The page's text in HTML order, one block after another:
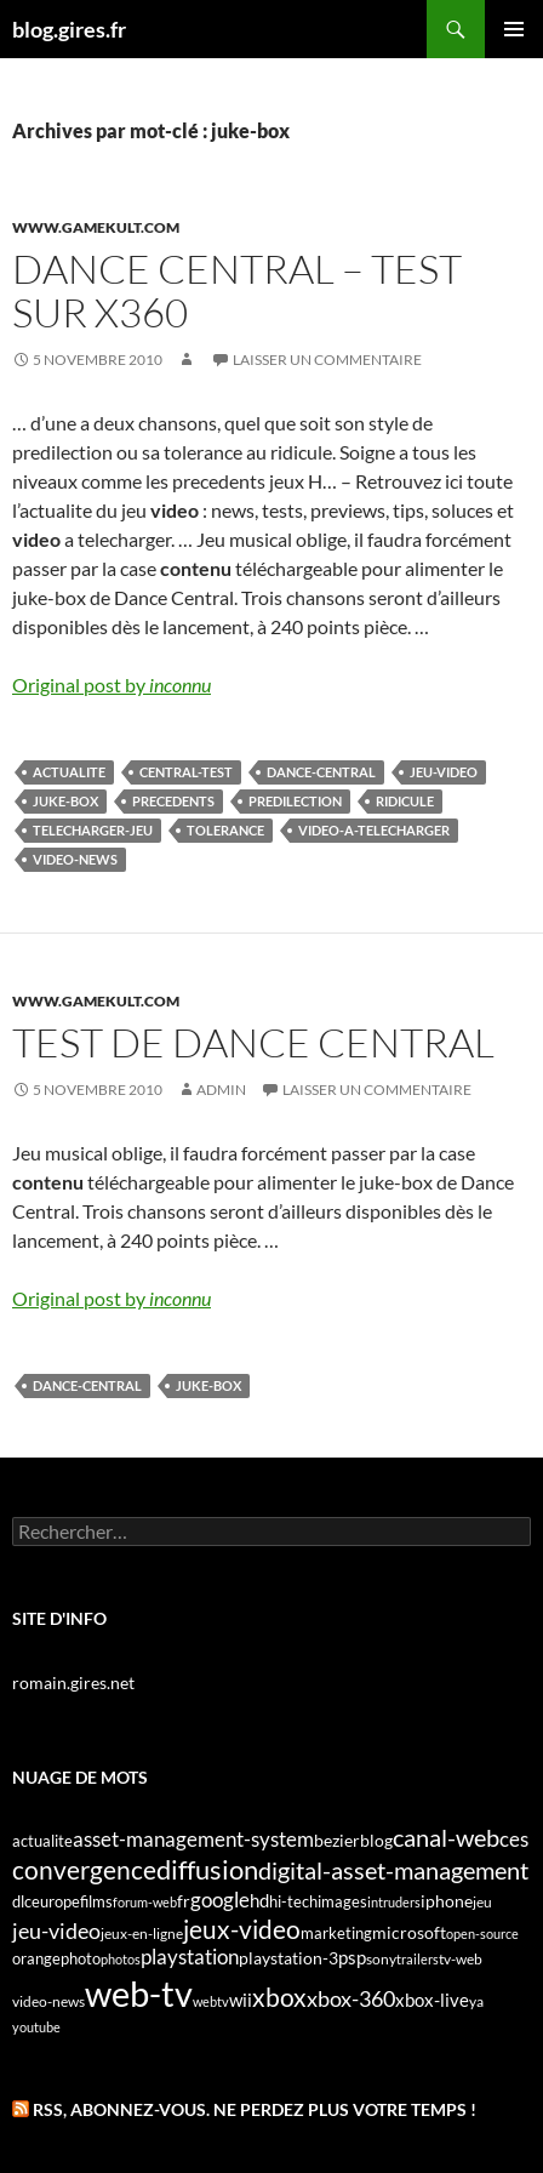
aublog.gires.fr
Archives par mot-clé : juke-box
WWW.GAMEKULT.COM
DANCE CENTRAL – TEST
SUR X360
5 NOVEMBRE 2010 LAISSER UN COMMENTAIRE
… d’une a deux chansons, quel que soit son style de
predilection ou sa tolerance au ridicule. Soigne a tous les
niveaux comme les precedents jeux H… – Retrouvez ici toute
l’actualite du jeu video : news, tests, previews, tips, soluces et
videoa telecharger. … Jeu musical oblige, il faudra forcément
passer par la casecontenu téléchargeable pour alimenter le
juke-box de Dance Central. Trois chansons seront d’ailleurs
disponibles dès le lancement, à 240 points pièce. …
Original post by inconnu
ACTUALITE CENTRAL-TEST DANCE-CENTRAL
JEU-VIDEO
JUKE-BOX
PRECEDENTS PREDILECTION
RIDICULE
TELECHARGER-JEU
TOLERANCE
VIDEO-A-TELECHARGER
VIDEO-NEWS
WWW.GAMEKULT.COM
TEST DE DANCE CENTRAL
5 NOVEMBRE 2010 ADMIN LAISSER UN COMMENTAIRE
Jeu musical oblige, il faudra forcément passer par la case
contenu téléchargeable pour alimenter le juke-box de Dance
Central. Trois chansons seront d’ailleurs disponibles dès le
lancement, à 240 points pièce. …
Original post by inconnu
DANCE-CENTRAL JUKE-BOX
Rechercher :
SITE D'INFO
romain.gires.net
NUAGE DE MOTS
actualiteasset-management-systembezierblogcanal-webces
convergencediffusiondigital-asset-management
dlceuropefilmsforum-webfrgooglehdhi-techimagesintrudersiphonejeu
jeu-videojeux-en-lignejeux-videomarketingmicrosoftopen-source
orangephotophotosplaystationplaystation-3pspsonytrailerstv-web
video-newsweb-tvwebtvwiixboxxbox-360xbox-liveya
youtube
RSS, ABONNEZ-VOUS. NE PERDEZ PLUS VOTRE TEMPS !